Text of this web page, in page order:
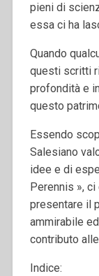
pieni di
essa ci ha
Quando
questi scritti
profondità e
questo
Essendo
Salesiano
idee e di
Perennis »,
presentare il
ammirabile
contributo
Indice: